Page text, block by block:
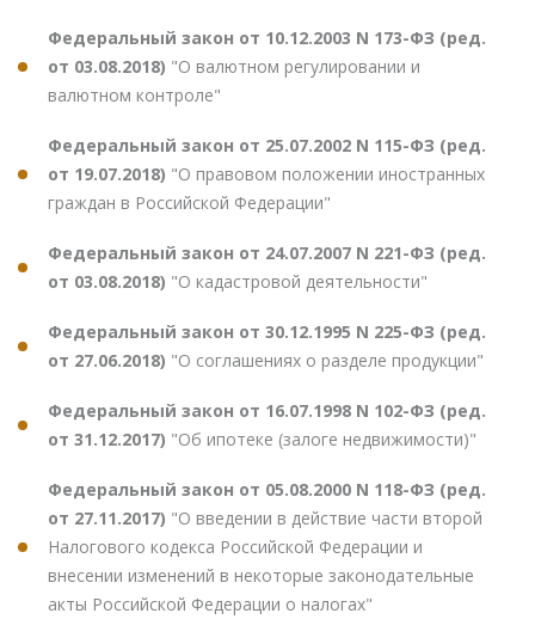
Федеральный закон от 10.12.2003 N 173-ФЗ (ред.
от 03.08.2018) "О валютном регулировании и
валютном контроле"
Федеральный закон от 25.07.2002 N 115-ФЗ (ред.
от 19.07.2018) "О правовом положении иностранных
граждан в Российской Федерации"
Федеральный закон от 24.07.2007 N 221-ФЗ (ред.
от 03.08.2018) "О кадастровой деятельности"
Федеральный закон от 30.12.1995 N 225-ФЗ (ред.
от 27.06.2018) "О соглашениях о разделе продукции"
Федеральный закон от 16.07.1998 N 102-ФЗ (ред.
от 31.12.2017) "Об ипотеке (залоге недвижимости)"
Федеральный закон от 05.08.2000 N 118-ФЗ (ред.
от 27.11.2017) "О введении в действие части второй
Налогового кодекса Российской Федерации и
внесении изменений в некоторые законодательные
акты Российской Федерации о налогах"